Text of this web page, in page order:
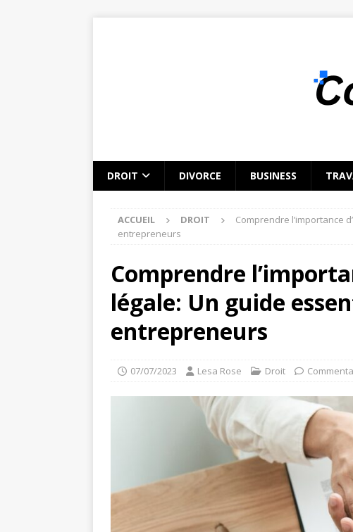
DROIT DIVORCE BUSINESS
ACCUEIL DROIT
Comprendre l’importance
entrepreneurs
Comprendre
légale: Un guide
entrepreneurs
07/07/2023 Lesa Rose Droit